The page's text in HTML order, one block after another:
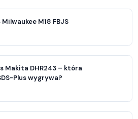
M18 FBJS
Makita DHR243 – która
Plus wygrywa?